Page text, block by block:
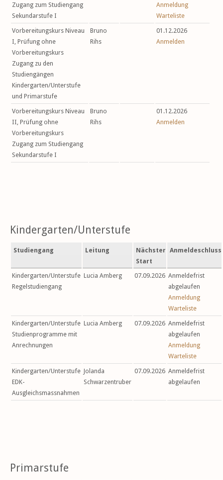
Zugang zum Studiengang
Sekundarstufe I
Anmeldung
Warteliste
Vorbereitungskurs Niveau
I, Prüfung ohne
Vorbereitungskurs
Zugang zu den
Studiengängen
Kindergarten/Unterstufe
und Primarstufe
Bruno
Rihs
01.12.2026
Anmelden
Vorbereitungskurs Niveau
II, Prüfung ohne
Vorbereitungskurs
Zugang zum Studiengang
Sekundarstufe I
Bruno
Rihs
01.12.2026
Anmelden
Kindergarten/Unterstufe
Studiengang Leitung
Nächster
Start
Anmeldeschluss
Kindergarten/Unterstufe
Regelstudiengang
Lucia Amberg 07.09.2026 Anmeldefrist
abgelaufen
Anmeldung
Warteliste
Kindergarten/Unterstufe
Studienprogramme mit
Anrechnungen
Lucia Amberg 07.09.2026 Anmeldefrist
abgelaufen
Anmeldung
Warteliste
Kindergarten/Unterstufe
EDK-
Ausgleichsmassnahmen
Jolanda
Schwarzentruber
07.09.2026 Anmeldefrist
abgelaufen
Primarstufe